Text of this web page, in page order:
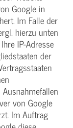
Google in
Im Falle der
hierzu unten
IP-Adresse
der
von Google
Im Auftrag